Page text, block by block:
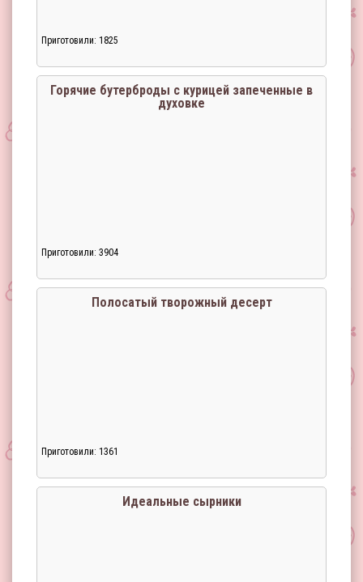
Приготовили: 1825
Горячие бутерброды с курицей запеченные в
духовке
Приготовили: 3904
Полосатый творожный десерт
Приготовили: 1361
Идеальные сырники